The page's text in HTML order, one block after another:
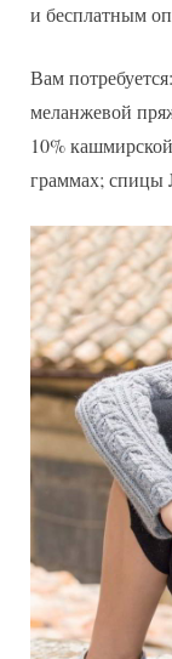
и бесплатным
Вам
меланжевой
10%
граммах;